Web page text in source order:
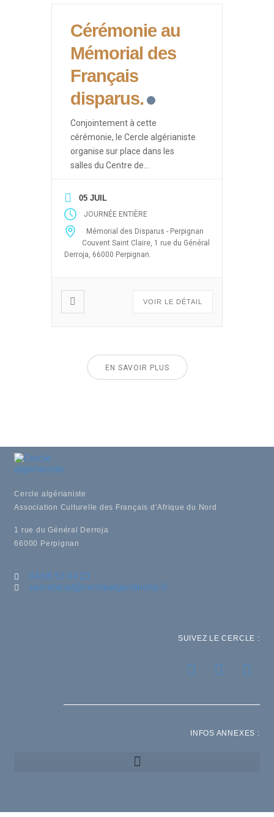
Cérémonie au
Mémorial des
Français
disparus.
Conjointement à cette
cérémonie, le Cercle algérianiste
organise sur place dans les
salles du Centre de
d’Algérie des événements ayant
pour thèmes les drames de la
guerre d’Algérie (Enlèvements et
disparitions massives après le 19
mars 1962, 5 juillet 1962, 26
débats […]
05 JUIL
JOURNÉE ENTIÈRE
Mémorial des Disparus - Perpignan
Couvent Saint Claire, 1 rue du Général
Derroja, 66000 Perpignan.
VOIR LE DÉTAIL
EN SAVOIR PLUS
Cercle algérianiste
Association Culturelle des Français d’Afrique du Nord
1 rue du Général Derroja
66000 Perpignan
04.68.53.94.23
secretariat@cerclealgerianiste.fr
SUIVEZ LE CERCLE :
INFOS ANNEXES :